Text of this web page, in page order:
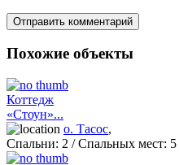
Похожие объекты
Коттедж
«Стоун»...
о. Тасос,
Спальни: 2 / Спальных мест: 5